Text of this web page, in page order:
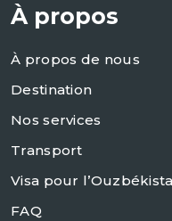
À propos
À propos de nous
Destination
Nos services
Transport
Visa pour
FAQ